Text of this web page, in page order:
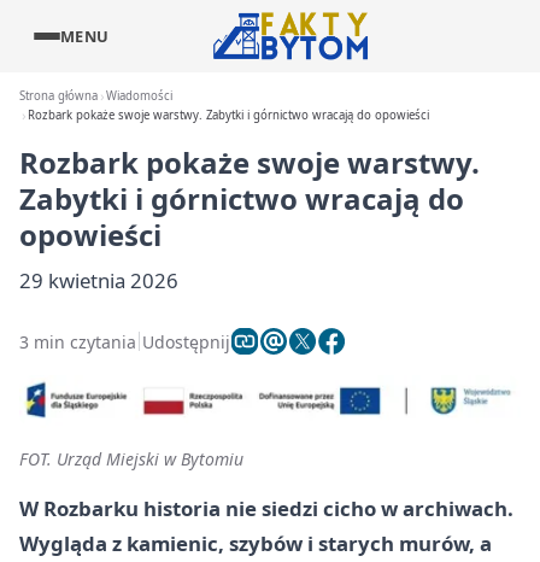
MENU
Strona główna Wiadomości
Rozbark pokaże swoje warstwy. Zabytki i górnictwo wracają do opowieści
Rozbark pokaże swoje warstwy.
Zabytki i górnictwo wracają do
opowieści
29 kwietnia 2026
3 min czytania Udostępnij
FOT. Urząd Miejski w Bytomiu
W Rozbarku historia nie siedzi cicho w archiwach.
Wygląda z kamienic, szybów i starych murów, a